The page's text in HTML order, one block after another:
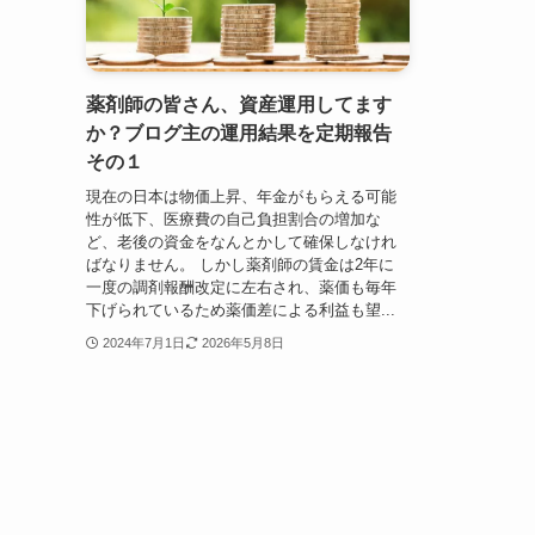
薬剤師の皆さん、資産運用してます
か？ブログ主の運用結果を定期報告
その１
現在の日本は物価上昇、年金がもらえる可能
性が低下、医療費の自己負担割合の増加な
ど、老後の資金をなんとかして確保しなけれ
ばなりません。 しかし薬剤師の賃金は2年に
一度の調剤報酬改定に左右され、薬価も毎年
下げられているため薬価差による利益も望...
2024年7月1日 2026年5月8日